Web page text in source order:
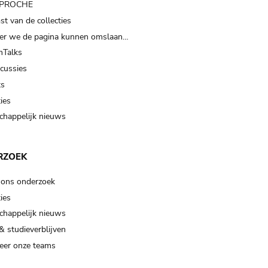
van de collecties
we de pagina kunnen omslaan…
nieuws
onderzoek
nieuws
studieverblijven
onze teams